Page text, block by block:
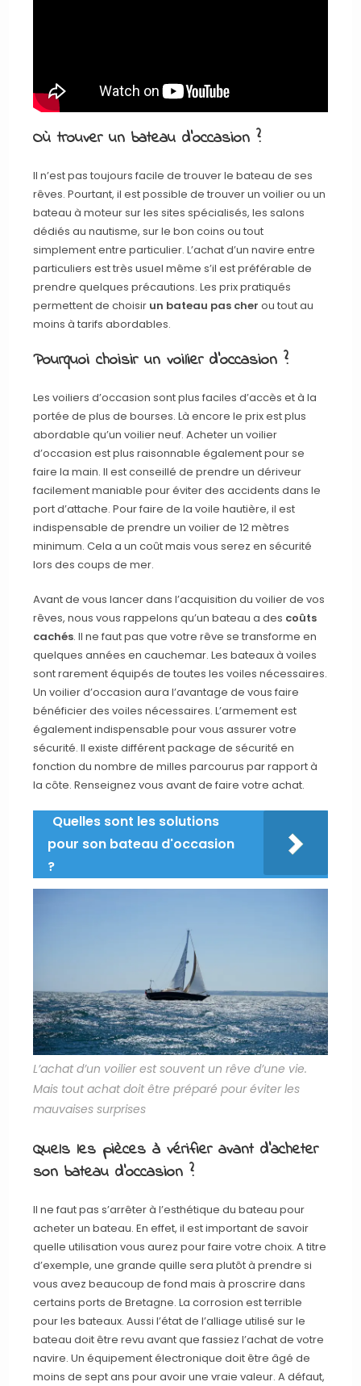
Où trouver un bateau d’occasion ?
Il n’est pas toujours facile de trouver le bateau de ses
rêves. Pourtant, il est possible de trouver un voilier ou un
bateau à moteur sur les sites spécialisés, les salons
dédiés au nautisme, sur le bon coins ou tout
simplement entre particulier. L’achat d’un navire entre
particuliers est très usuel même s’il est préférable de
prendre quelques précautions. Les prix pratiqués
permettent de choisir un bateau pas cher ou tout au
moins à tarifs abordables.
Pourquoi choisir un voilier d’occasion ?
Les voiliers d’occasion sont plus faciles d’accès et à la
portée de plus de bourses. Là encore le prix est plus
abordable qu’un voilier neuf. Acheter un voilier
d’occasion est plus raisonnable également pour se
faire la main. Il est conseillé de prendre un dériveur
facilement maniable pour éviter des accidents dans le
port d’attache. Pour faire de la voile hautière, il est
indispensable de prendre un voilier de 12 mètres
minimum. Cela a un coût mais vous serez en sécurité
lors des coups de mer.
Avant de vous lancer dans l’acquisition du voilier de vos
rêves, nous vous rappelons qu’un bateau a des coûts
cachés. Il ne faut pas que votre rêve se transforme en
quelques années en cauchemar. Les bateaux à voiles
sont rarement équipés de toutes les voiles nécessaires.
Un voilier d’occasion aura l’avantage de vous faire
bénéficier des voiles nécessaires. L’armement est
également indispensable pour vous assurer votre
sécurité. Il existe différent package de sécurité en
fonction du nombre de milles parcourus par rapport à
la côte. Renseignez vous avant de faire votre achat.
Quelles sont les solutions
pour son bateau d'occasion
?
L’achat d’un voilier est souvent un rêve d’une vie.
Mais tout achat doit être préparé pour éviter les
mauvaises surprises
Quels les pièces à vérifier avant d’acheter
son bateau d’occasion ?
Il ne faut pas s’arrêter à l’esthétique du bateau pour
acheter un bateau. En effet, il est important de savoir
quelle utilisation vous aurez pour faire votre choix. A titre
d’exemple, une grande quille sera plutôt à prendre si
vous avez beaucoup de fond mais à proscrire dans
certains ports de Bretagne. La corrosion est terrible
pour les bateaux. Aussi l’état de l’alliage utilisé sur le
bateau doit être revu avant que fassiez l’achat de votre
navire. Un équipement électronique doit être âgé de
moins de sept ans pour avoir une vraie valeur. A défaut,